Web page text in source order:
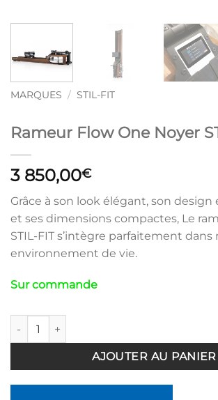
MARQUES / STIL-FIT
Rameur Flow One Noyer
3 850,00€
Grâce à son look élégant, son
et ses dimensions compactes, Le
STIL-FIT s’intègre parfaitement dans
environnement de vie.
Sur commande
quantité de Rameur Flow One Noyer STIL-
AJOUTER AU PANIER